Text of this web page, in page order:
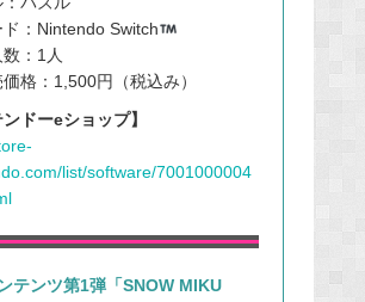
：Nintendo Switch
：1人
格：1,500円（税込み）
ンドーeショップ】
list/software/7001000004
テンツ第1弾「SNOW MIKU